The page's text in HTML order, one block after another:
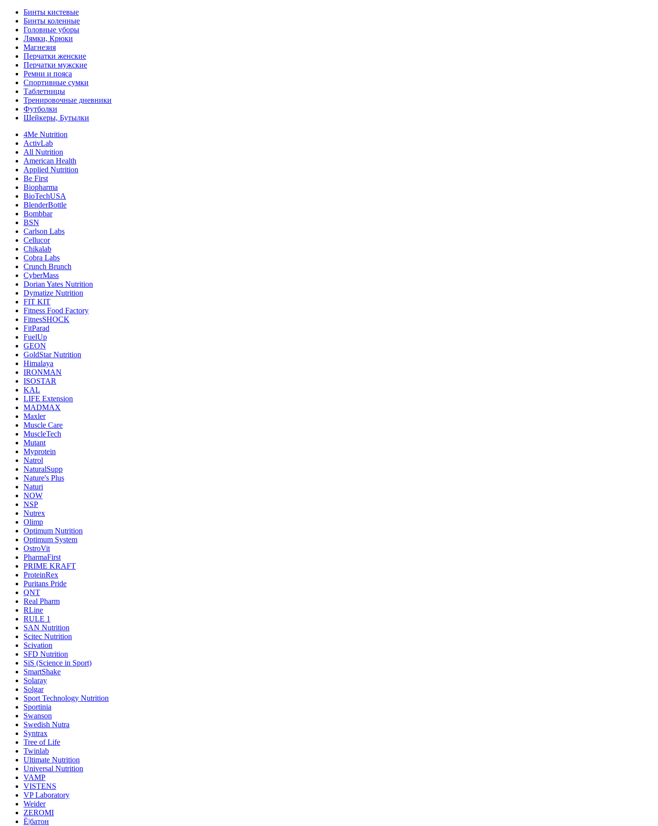
Бинты кистевые
Бинты коленные
Головные уборы
Лямки, Крюки
Магнезия
Перчатки женские
Перчатки мужские
Ремни и пояса
Спортивные сумки
Таблетницы
Тренировочные дневники
Футболки
Шейкеры, Бутылки
4Me Nutrition
ActivLab
All Nutrition
American Health
Applied Nutrition
Be First
Biopharma
BioTechUSA
BlenderBottle
Bombbar
BSN
Carlson Labs
Cellucor
Chikalab
Cobra Labs
Crunch Brunch
CyberMass
Dorian Yates Nutrition
Dymatize Nutrition
FIT KIT
Fitness Food Factory
FitnesSHOCK
FitParad
FuelUp
GEON
GoldStar Nutrition
Himalaya
IRONMAN
ISOSTAR
KAL
LIFE Extension
MADMAX
Maxler
Muscle Care
MuscleTech
Mutant
Myprotein
Natrol
NaturalSupp
Nature's Plus
Naturi
NOW
NSP
Nutrex
Olimp
Optimum Nutrition
Optimum System
OstroVit
PharmaFirst
PRIME KRAFT
ProteinRex
Puritans Pride
QNT
Real Pharm
RLine
RULE 1
SAN Nutrition
Scitec Nutrition
Scivation
SFD Nutrition
SiS (Science in Sport)
SmartShake
Solaray
Solgar
Sport Technology Nutrition
Sportinia
Swanson
Swedish Nutra
Syntrax
Tree of Life
Twinlab
Ultimate Nutrition
Universal Nutrition
VAMP
VISTENS
VP Laboratory
Weider
ZEROMI
Ё|батон